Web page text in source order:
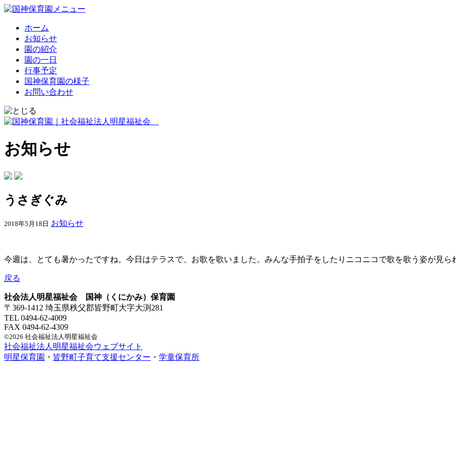
ホーム
お知らせ
園の紹介
園の一日
行事予定
国神保育園の様子
お問い合わせ
お知らせ
うさぎぐみ
2018年5月18日 お知らせ
今週は、とても暑かったですね。今日はテラスで、お歌を歌いました。みんな手拍子をしたりニコニコで歌を歌う姿が見ら
戻る
社会法人明星福祉会 国神（くにかみ）保育園
〒369-1412 埼玉県秩父郡皆野町大字大渕281
TEL 0494-62-4009
FAX 0494-62-4309
©2026 社会福祉法人明星福祉会
社会福祉法人明星福祉会ウェブサイト
明星保育園 ・ 皆野町子育て支援センター ・ 学童保育所